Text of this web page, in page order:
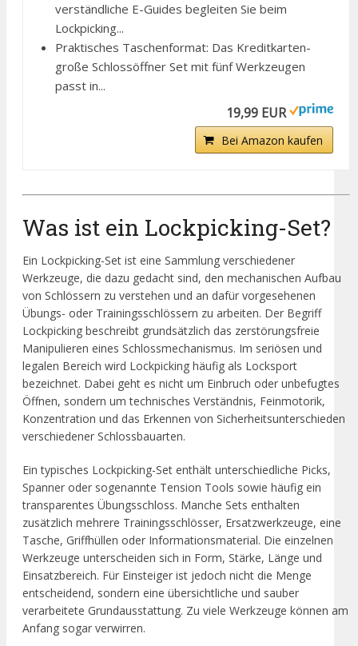
verständliche E-Guides begleiten Sie beim
Lockpicking...
Praktisches Taschenformat: Das Kreditkarten-
große Schlossöffner Set mit fünf Werkzeugen
passt in...
19,99 EUR
Bei Amazon kaufen
Was ist ein Lockpicking-Set?
Ein Lockpicking-Set ist eine Sammlung verschiedener
Werkzeuge, die dazu gedacht sind, den mechanischen Aufbau
von Schlössern zu verstehen und an dafür vorgesehenen
Übungs- oder Trainingsschlössern zu arbeiten. Der Begriff
Lockpicking beschreibt grundsätzlich das zerstörungsfreie
Manipulieren eines Schlossmechanismus. Im seriösen und
legalen Bereich wird Lockpicking häufig als Locksport
bezeichnet. Dabei geht es nicht um Einbruch oder unbefugtes
Öffnen, sondern um technisches Verständnis, Feinmotorik,
Konzentration und das Erkennen von Sicherheitsunterschieden
verschiedener Schlossbauarten.
Ein typisches Lockpicking-Set enthält unterschiedliche Picks,
Spanner oder sogenannte Tension Tools sowie häufig ein
transparentes Übungsschloss. Manche Sets enthalten
zusätzlich mehrere Trainingsschlösser, Ersatzwerkzeuge, eine
Tasche, Griffhüllen oder Informationsmaterial. Die einzelnen
Werkzeuge unterscheiden sich in Form, Stärke, Länge und
Einsatzbereich. Für Einsteiger ist jedoch nicht die Menge
entscheidend, sondern eine übersichtliche und sauber
verarbeitete Grundausstattung. Zu viele Werkzeuge können am
Anfang sogar verwirren.